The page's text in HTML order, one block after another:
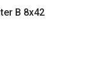
B 8x42